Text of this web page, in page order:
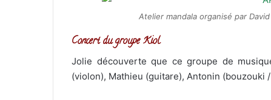
Atelier mandala organisé par
Concert du groupe Kiol
Jolie découverte que ce groupe de
(violon), Mathieu (guitare), Antonin (bouzouki